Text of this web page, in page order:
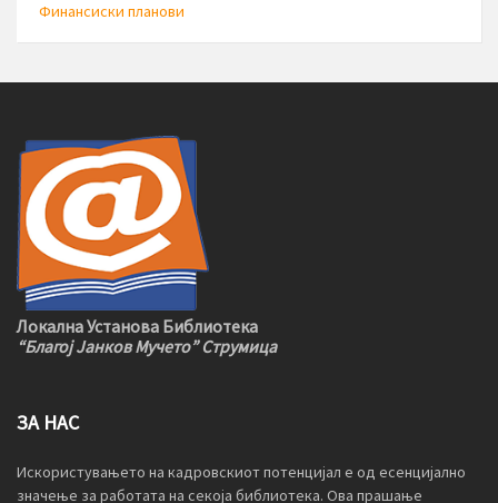
Финансиски планови
Локална Установа Библиотека
“Благој Јанков Мучето” Струмица
ЗА НАС
Искористувањето на кадровскиот потенцијал е од есенцијално
значење за работата на секоја библиотека. Ова прашање